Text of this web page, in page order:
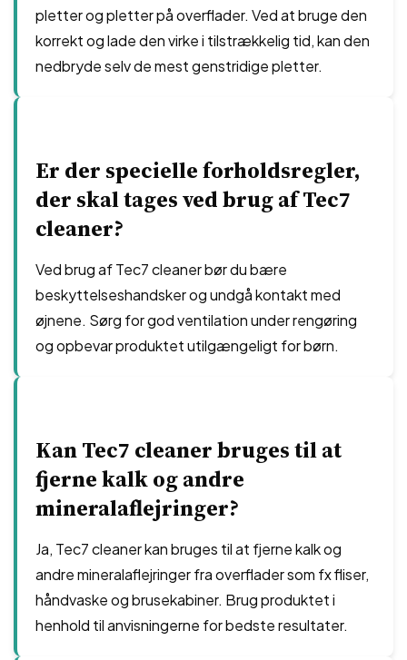
pletter og pletter på overflader. Ved at bruge den
korrekt og lade den virke i tilstrækkelig tid, kan den
nedbryde selv de mest genstridige pletter.
Er der specielle forholdsregler,
der skal tages ved brug af Tec7
cleaner?
Ved brug af Tec7 cleaner bør du bære
beskyttelseshandsker og undgå kontakt med
øjnene. Sørg for god ventilation under rengøring
og opbevar produktet utilgængeligt for børn.
Kan Tec7 cleaner bruges til at
fjerne kalk og andre
mineralaflejringer?
Ja, Tec7 cleaner kan bruges til at fjerne kalk og
andre mineralaflejringer fra overflader som fx fliser,
håndvaske og brusekabiner. Brug produktet i
henhold til anvisningerne for bedste resultater.